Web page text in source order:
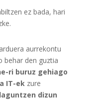
ez bada, hari
aurrekontu
behar den guztia
ri buruz gehiago
IT-ekzure
laguntzen dizun